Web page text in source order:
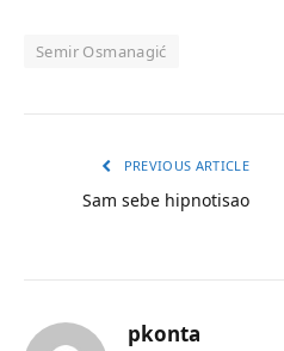
Semir Osmanagić
PREVIOUS ARTICLE
Sam sebe hipnotisao
pkonta